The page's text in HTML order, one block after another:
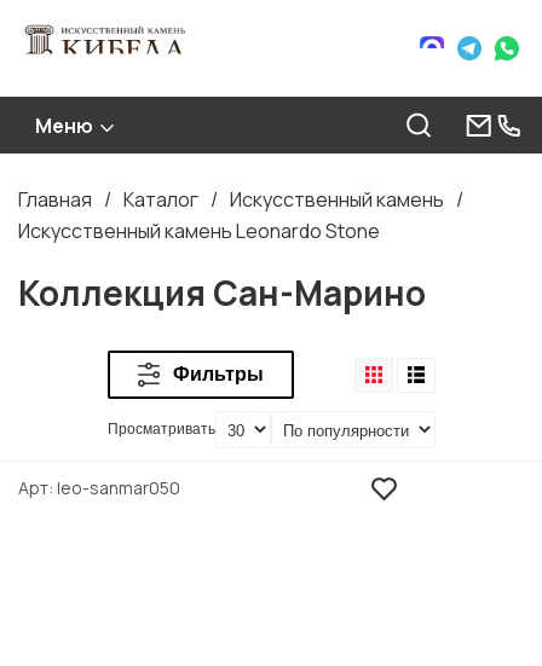
Меню
Строка
навигации
Главная Каталог
Искусственный камень
Искусственный камень Leonardo Stone
Коллекция Сан-Марино
Фильтры
Просматривать
Арт leo-sanmar050